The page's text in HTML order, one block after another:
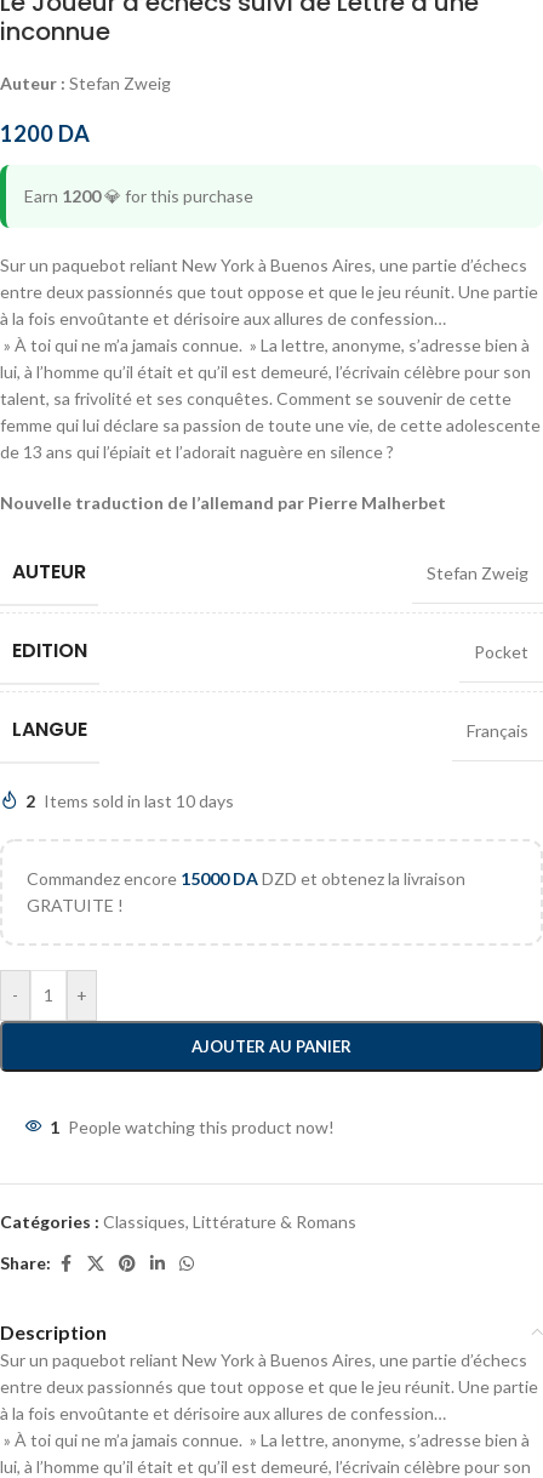
inconnue
Auteur : Stefan Zweig
1200 DA
Earn 1200💎 for this purchase
Sur un paquebot reliant New York à Buenos Aires, une partie d’échecs
entre deux passionnés que tout oppose et que le jeu réunit. Une partie
à la fois envoûtante et dérisoire aux allures de confession…
» À toi qui ne m’a jamais connue. » La lettre, anonyme, s’adresse bien à
lui, à l’homme qu’il était et qu’il est demeuré, l’écrivain célèbre pour son
talent, sa frivolité et ses conquêtes. Comment se souvenir de cette
femme qui lui déclare sa passion de toute une vie, de cette adolescente
de 13 ans qui l’épiait et l’adorait naguère en silence ?
Nouvelle traduction de l’allemand par Pierre Malherbet
AUTEUR Stefan Zweig
EDITION Pocket
LANGUE Français
2 Items sold in last 10 days
Commandez encore 15000DADZD et obtenez la livraison
GRATUITE !
- +
AJOUTER AU PANIER
1 People watching this product now!
Catégories : Classiques, Littérature & Romans
Share:
Description
Sur un paquebot reliant New York à Buenos Aires, une partie d’échecs
entre deux passionnés que tout oppose et que le jeu réunit. Une partie
à la fois envoûtante et dérisoire aux allures de confession…
» À toi qui ne m’a jamais connue. » La lettre, anonyme, s’adresse bien à
lui, à l’homme qu’il était et qu’il est demeuré, l’écrivain célèbre pour son